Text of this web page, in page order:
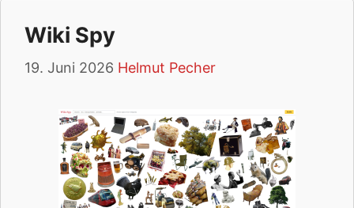
Wiki Spy
19. Juni 2026 Helmut Pecher